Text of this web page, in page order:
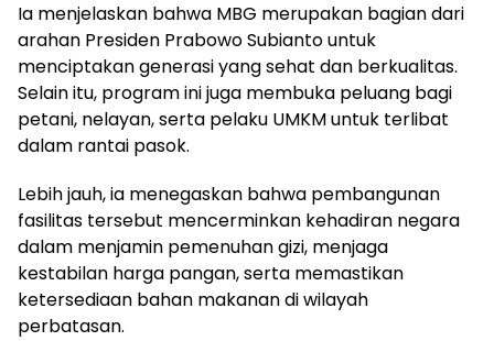
Ia menjelaskan bahwa MBG merupakan bagian dari
arahan Presiden Prabowo Subianto untuk
menciptakan generasi yang sehat dan berkualitas.
Selain itu, program ini juga membuka peluang bagi
petani, nelayan, serta pelaku UMKM untuk terlibat
dalam rantai pasok.
Lebih jauh, ia menegaskan bahwa pembangunan
fasilitas tersebut mencerminkan kehadiran negara
dalam menjamin pemenuhan gizi, menjaga
kestabilan harga pangan, serta memastikan
ketersediaan bahan makanan di wilayah
perbatasan.